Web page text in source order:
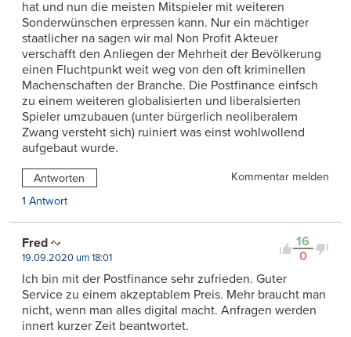
hat und nun die meisten Mitspieler mit weiteren
Sonderwünschen erpressen kann. Nur ein mächtiger
staatlicher na sagen wir mal Non Profit Akteuer
verschafft den Anliegen der Mehrheit der Bevölkerung
einen Fluchtpunkt weit weg von den oft kriminellen
Machenschaften der Branche. Die Postfinance einfsch
zu einem weiteren globalisierten und liberalsierten
Spieler umzubauen (unter bürgerlich neoliberalem
Zwang versteht sich) ruiniert was einst wohlwollend
aufgebaut wurde.
Antworten
Kommentar melden
1 Antwort
16
0
Fred
19.09.2020 um 18:01
Ich bin mit der Postfinance sehr zufrieden. Guter
Service zu einem akzeptablem Preis. Mehr braucht man
nicht, wenn man alles digital macht. Anfragen werden
innert kurzer Zeit beantwortet.